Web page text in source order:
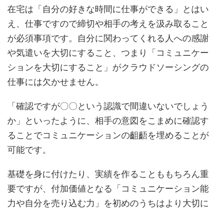
在宅は「自分の好きな時間に仕事ができる」とはい
え、仕事ですので締切や相手の考えを汲み取ること
が必須事項です。自分に関わってくれる人への感謝
や気遣いを大切にすること、つまり「コミュニケー
ションを大切にすること」がクラウドソーシングの
仕事には欠かせません。
「確認ですが〇〇という認識で間違いないでしょう
か」といったように、相手の意図をこまめに確認す
ることでコミュニケーションの齟齬を埋めることが
可能です。
基礎を身に付けたり、実績を作ることももちろん重
要ですが、付加価値となる「コミュニケーション能
力や自分を売り込む力」を初めのうちはより大切に